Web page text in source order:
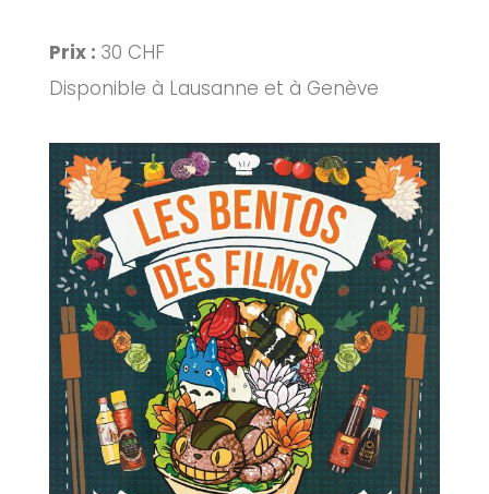
Prix : 30 CHF
Disponible à Lausanne et à Genève